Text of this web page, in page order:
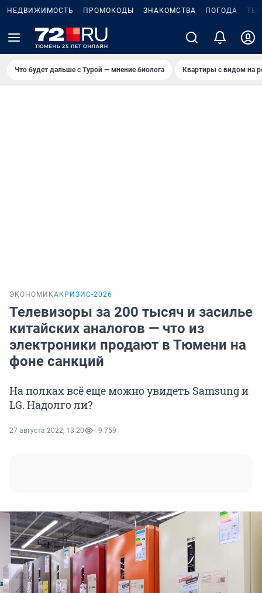
НЕДВИЖИМОСТЬ ПРОМОКОДЫ ЗНАКОМСТВА ПОГОДА
Что будет дальше с Турой — мнение биолога Квартиры с видом на
ЭКОНОМИКА КРИЗИС-2026
Телевизоры за 200 тысяч и засилье
китайских аналогов — что из
электроники продают в Тюмени на
фоне санкций
На полках всё еще можно увидеть Samsung и
LG. Надолго ли?
27 августа 2022, 13:20 9 759